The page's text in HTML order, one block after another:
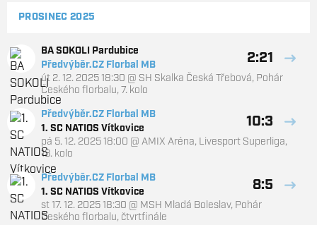
PROSINEC 2025
BA SOKOLI Pardubice
Předvýběr.CZ Florbal MB
2:21
út 2. 12. 2025 18:30 @ SH Skalka Česká Třebová, Pohár
Českého florbalu, 7. kolo
Předvýběr.CZ Florbal MB
1. SC NATIOS Vítkovice
10:3
pá 5. 12. 2025 18:00 @ AMIX Aréna, Livesport Superliga,
13. kolo
Předvýběr.CZ Florbal MB
1. SC NATIOS Vítkovice
8:5
st 17. 12. 2025 18:30 @ MSH Mladá Boleslav, Pohár
Českého florbalu, čtvrtfinále